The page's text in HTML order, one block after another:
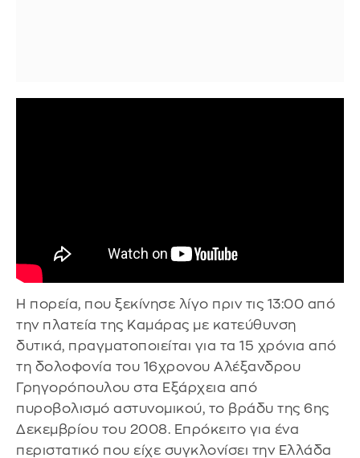
Η πορεία, που ξεκίνησε λίγο πριν τις 13:00 από
την πλατεία της Καμάρας με κατεύθυνση
δυτικά, πραγματοποιείται για τα 15 χρόνια από
τη δολοφονία του 16χρονου Αλέξανδρου
Γρηγορόπουλου στα Εξάρχεια από
πυροβολισμό αστυνομικού, το βράδυ της 6ης
Δεκεμβρίου του 2008. Επρόκειτο για ένα
περιστατικό που είχε συγκλονίσει την Ελλάδα